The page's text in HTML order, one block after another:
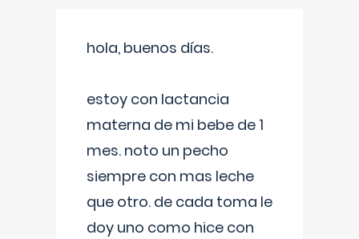
hola, buenos días.
estoy con lactancia
materna de mi bebe de 1
mes. noto un pecho
siempre con mas leche
que otro. de cada toma le
doy uno como hice con